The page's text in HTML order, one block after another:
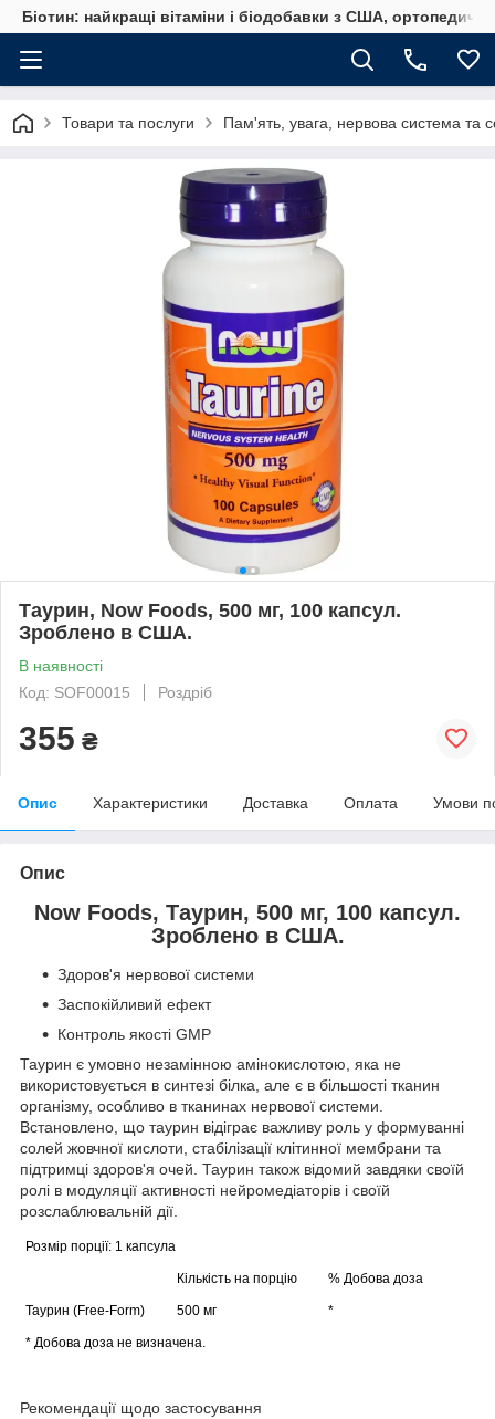
Біотин: найкращі вітаміни і біодобавки з США,
Товари та послуги Пам'ять, увага, нервова система та
Таурин, Now Foods, 500 мг, 100 капсул.
Зроблено в США.
В наявності
Код: SOF00015
Роздріб
355 ₴
Опис Характеристики Доставка Оплата Умови
Опис
Now Foods, Таурин, 500 мг, 100 капсул.
Зроблено в США.
Здоров'я нервової системи
Заспокійливий ефект
Контроль якості GMP
Таурин є умовно незамінною амінокислотою, яка не
використовується в синтезі білка, але є в більшості тканин
організму, особливо в тканинах нервової системи.
Встановлено, що таурин відіграє важливу роль у формуванні
солей жовчної кислоти, стабілізації клітинної мембрани та
підтримці здоров'я очей. Таурин також відомий завдяки своїй
ролі в модуляції активності нейромедіаторів і своїй
розслаблювальній дії.
Розмір порції: 1 капсула
Кількість на порцію % Добова доза
Таурин (Free-Form) 500 мг *
* Добова доза не визначена.
Рекомендації щодо застосування